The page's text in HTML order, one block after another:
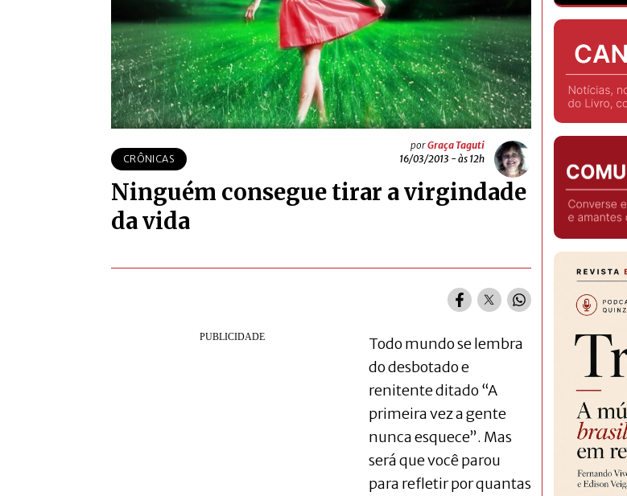
CRÔNICAS
porGraça Taguti
16/03/2013 - às 12h
Ninguém consegue tirar a virgindade
da vida
Todo mundo se lembra
do desbotado e
renitente ditado “A
primeira vez a gente
nunca esquece”. Mas
será que você parou
para refletir por quantas